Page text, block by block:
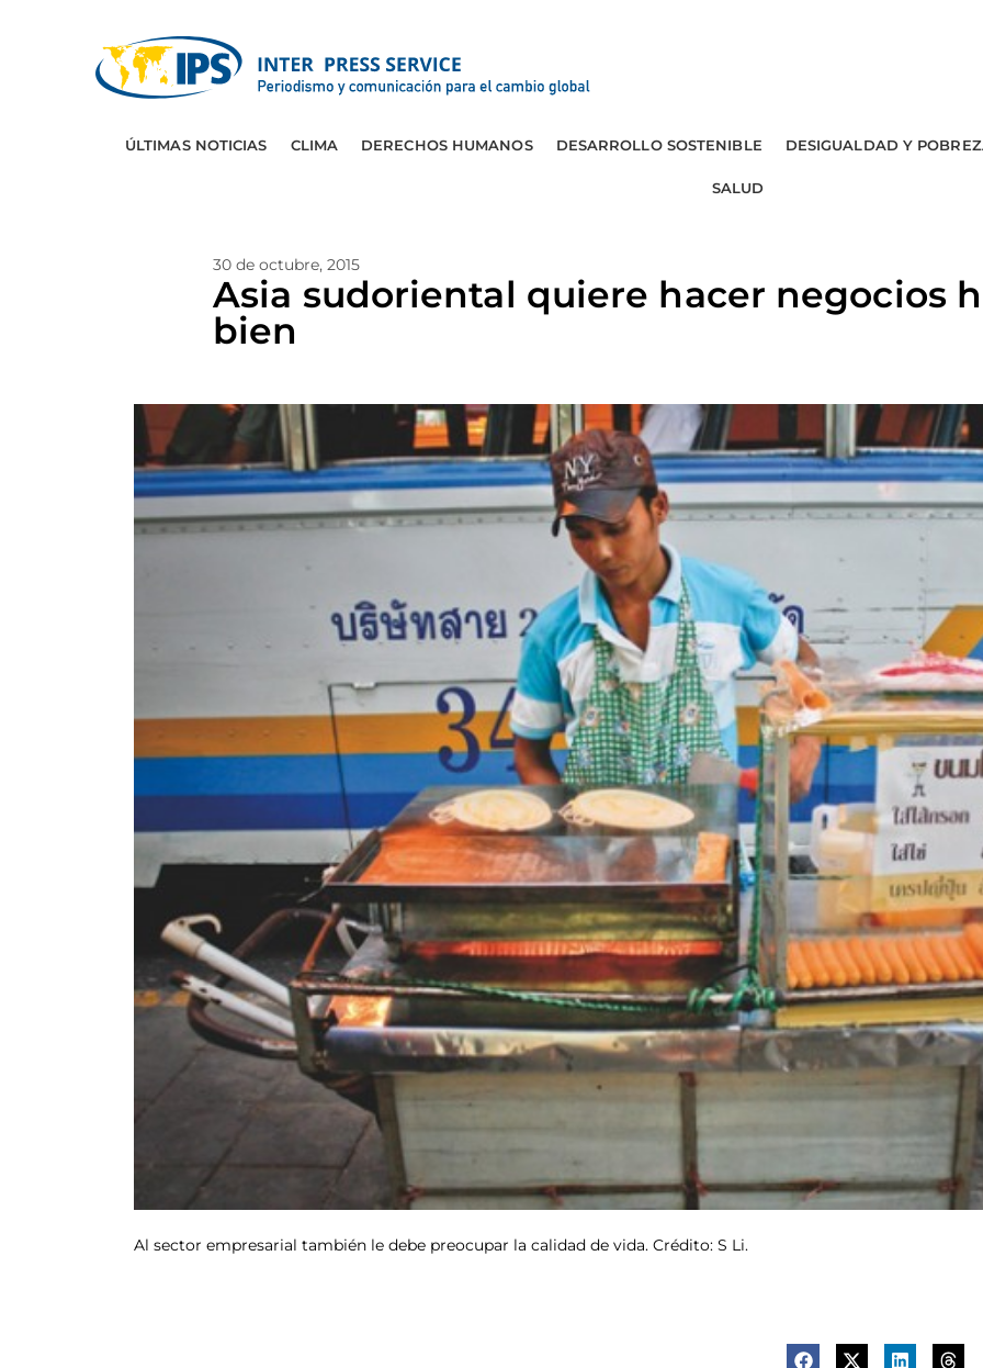
ÚLTIMAS NOTICIAS CLIMA DERECHOS HUMANOS DESARROLLO SOSTENIBLE DESIGUALDAD Y
SALUD
30 de octubre, 2015
Asia sudoriental quiere hacer negocios
bien
Al sector empresarial también le debe preocupar la calidad de vida. Crédito: S Li.